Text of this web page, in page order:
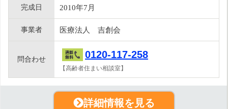
完成日 2010年7月
事業者 医療法人 吉創会
問合わせ 0120-117-258
【高齢者住まい相談室】
詳細情報を見る